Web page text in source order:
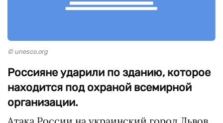
© unesco.org
Россияне ударили по зданию, которое
находится под охраной всемирной
организации.